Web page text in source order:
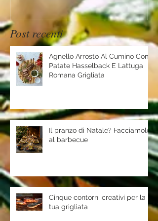
Post recenti
Agnello Arrosto Al Cumino Con
Patate Hasselback E Lattuga
Romana Grigliata
Il pranzo di Natale? Facciamolo
al barbecue
Cinque contorni creativi per la
tua grigliata